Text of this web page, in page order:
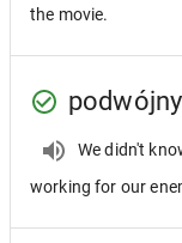
the movie.
We didn't
working for our